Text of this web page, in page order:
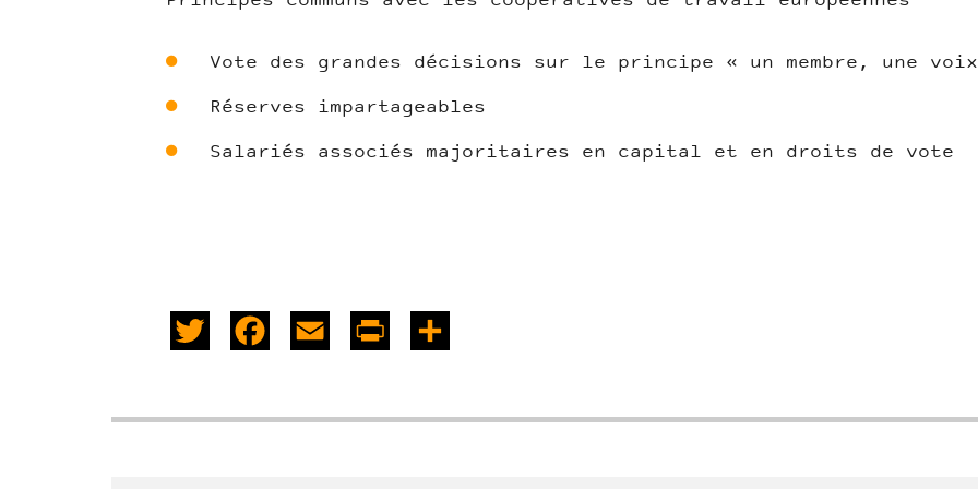
Vote des grandes décisions sur le principe « un membre, une
Réserves impartageables
Salariés associés majoritaires en capital et en droits de vote
Twitter FacebookEmail PrintFriendly